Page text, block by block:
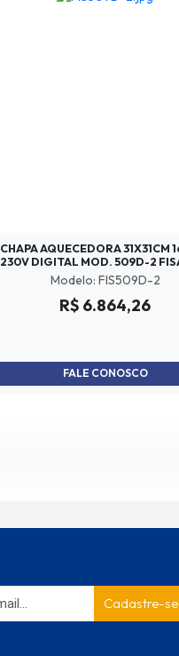
CHAPA AQUECEDORA 31X31CM
230V DIGITAL MOD. 509D-2
Modelo: FIS509D-2
R$ 6.864,26
FALE CONOSCO
Cadastre-se